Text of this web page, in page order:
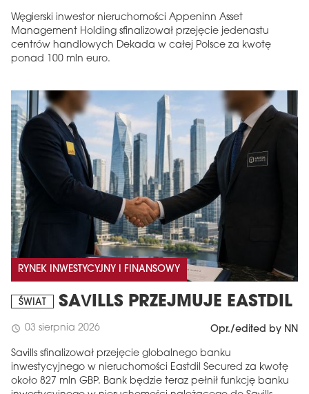
Węgierski inwestor nieruchomości Appeninn Asset
Management Holding sfinalizował przejęcie jedenastu
centrów handlowych Dekada w całej Polsce za kwotę
ponad 100 mln euro.
RYNEK INWESTYCYJNY I FINANSOWY
ŚWIAT SAVILLS PRZEJMUJE EASTDIL
schedule 03 sierpnia 2026 Opr./edited by NN
Savills sfinalizował przejęcie globalnego banku
inwestycyjnego w nieruchomości Eastdil Secured za kwotę
około 827 mln GBP. Bank będzie teraz pełnił funkcję banku